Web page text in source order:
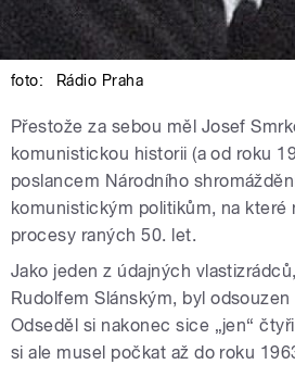
foto: Rádio Praha
Přestože za sebou měl Josef
komunistickou historii (a od roku
poslancem Národního
komunistickým politikům, na které
procesy raných 50. let.
Jako jeden z údajných
Rudolfem Slánským, byl
Odseděl si nakonec sice „jen“
si ale musel počkat až do roku